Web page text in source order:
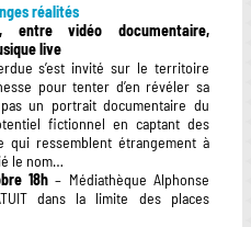
réalités
vidéo documentaire,
live
s’est invité sur le territoire
pour tenter d’en révéler sa
un portrait documentaire du
fictionnel en captant des
qui ressemblent étrangement à
le nom…
18h– Médiathèque Alphonse
dans la limite des places